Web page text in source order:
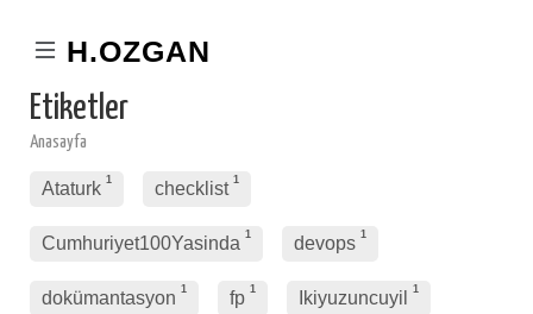
H.OZGAN
Etiketler
Anasayfa
Ataturk 1 checklist 1
Cumhuriyet100Yasinda 1 devops 1
dokümantasyon 1 fp 1 Ikiyuzuncuyil 1